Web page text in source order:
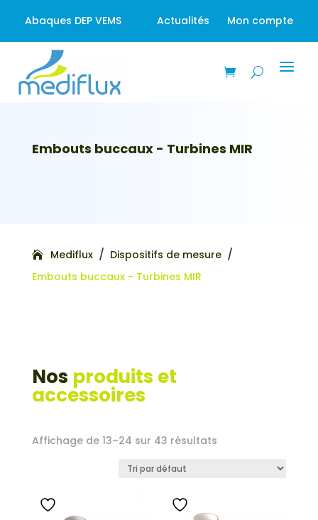
Abaques DEP VEMS Actualités Mon compte
Embouts buccaux - Turbines MIR
Mediflux / Dispositifs de mesure /
Embouts buccaux - Turbines MIR
Nos produits et
accessoires
Affichage de 13–24 sur 43 résultats